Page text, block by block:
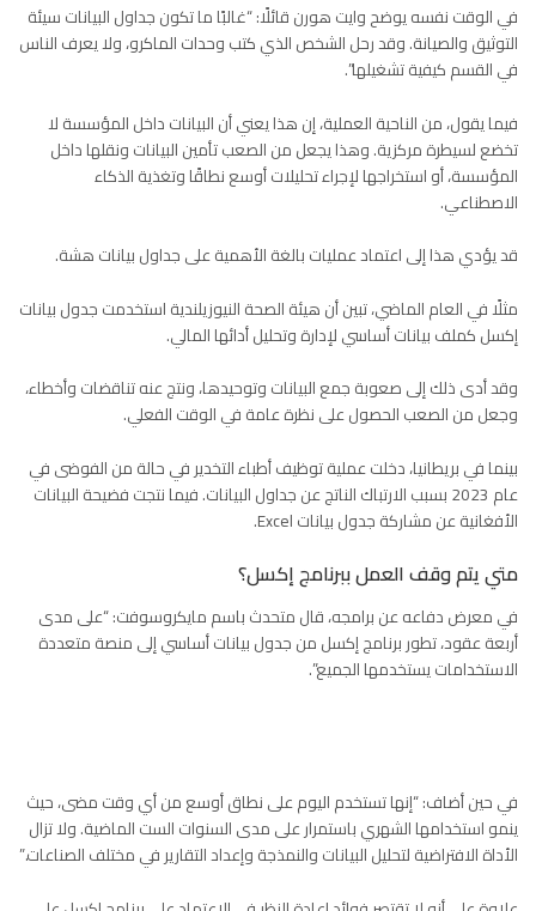
في الوقت نفسه يوضح وايت هورن قائلًا: “غالبًا ما تكون جداول البيانات سيئة
التوثيق والصيانة. وقد رحل الشخص الذي كتب وحدات الماكرو، ولا يعرف الناس
في القسم كيفية تشغيلها”.
فيما يقول، من الناحية العملية، إن هذا يعني أن البيانات داخل المؤسسة لا
تخضع لسيطرة مركزية. وهذا يجعل من الصعب تأمين البيانات ونقلها داخل
المؤسسة، أو استخراجها لإجراء تحليلات أوسع نطاقًا وتغذيةالذكاء
الاصطناعي.
قد يؤدي هذا إلى اعتماد عمليات بالغة الأهمية على جداول بيانات هشة.
مثلًا في العام الماضي، تبين أن هيئة الصحة النيوزيلندية استخدمت جدول بيانات
إكسل كملف بيانات أساسي لإدارة وتحليل أدائها المالي.
وقد أدى ذلك إلى صعوبة جمع البيانات وتوحيدها، ونتج عنه تناقضات وأخطاء،
وجعل من الصعب الحصول على نظرة عامة في الوقت الفعلي.
بينما في بريطانيا، دخلت عملية توظيف أطباء التخدير في حالة من الفوضى في
عام 2023بسبب الارتباك الناتج عن جداول البيانات. فيما نتجت فضيحة البيانات
الأفغانية عن مشاركة جدول بياناتExcel
.
متي يتم وقف العمل ببرنامج إكسل؟
في معرض دفاعه عن برامجه، قال متحدث باسم مايكروسوفت: “على مدى
أربعة عقود، تطور برنامج إكسل من جدول بيانات أساسي إلى منصة متعددة
الاستخدامات يستخدمها الجميع”.
في حين أضاف: “إنها تستخدم اليوم على نطاق أوسع من أي وقت مضى، حيث
ينمو استخدامها الشهري باستمرار على مدى السنوات الست الماضية. ولا تزال
الأداة الافتراضية لتحليل البيانات والنمذجة وإعداد التقارير في مختلف الصناعات.”